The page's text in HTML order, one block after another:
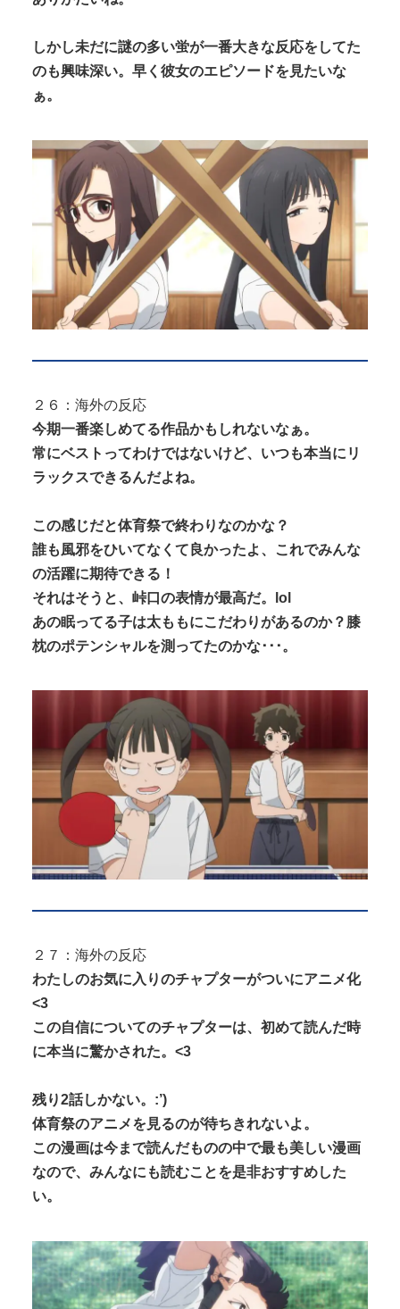
しかし未だに謎の多い蛍が一番大きな反応をしてた
のも興味深い。早く彼女のエピソードを見たいな
ぁ。
２６：海外の反応
今期一番楽しめてる作品かもしれないなぁ。
常にベストってわけではないけど、いつも本当にリ
ラックスできるんだよね。
この感じだと体育祭で終わりなのかな？
誰も風邪をひいてなくて良かったよ、これでみんな
の活躍に期待できる！
それはそうと、峠口の表情が最高だ。lol
あの眠ってる子は太ももにこだわりがあるのか？膝
枕のポテンシャルを測ってたのかな･･･。
２７：海外の反応
わたしのお気に入りのチャプターがついにアニメ化
<3
この自信についてのチャプターは、初めて読んだ時
に本当に驚かされた。<3
残り2話しかない。:’)
体育祭のアニメを見るのが待ちきれないよ。
この漫画は今まで読んだものの中で最も美しい漫画
なので、みんなにも読むことを是非おすすめした
い。